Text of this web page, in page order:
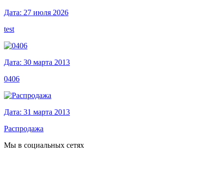
Дата: 27 июля 2026
test
Дата: 30 марта 2013
0406
Дата: 31 марта 2013
Распродажа
Мы в социальных сетях